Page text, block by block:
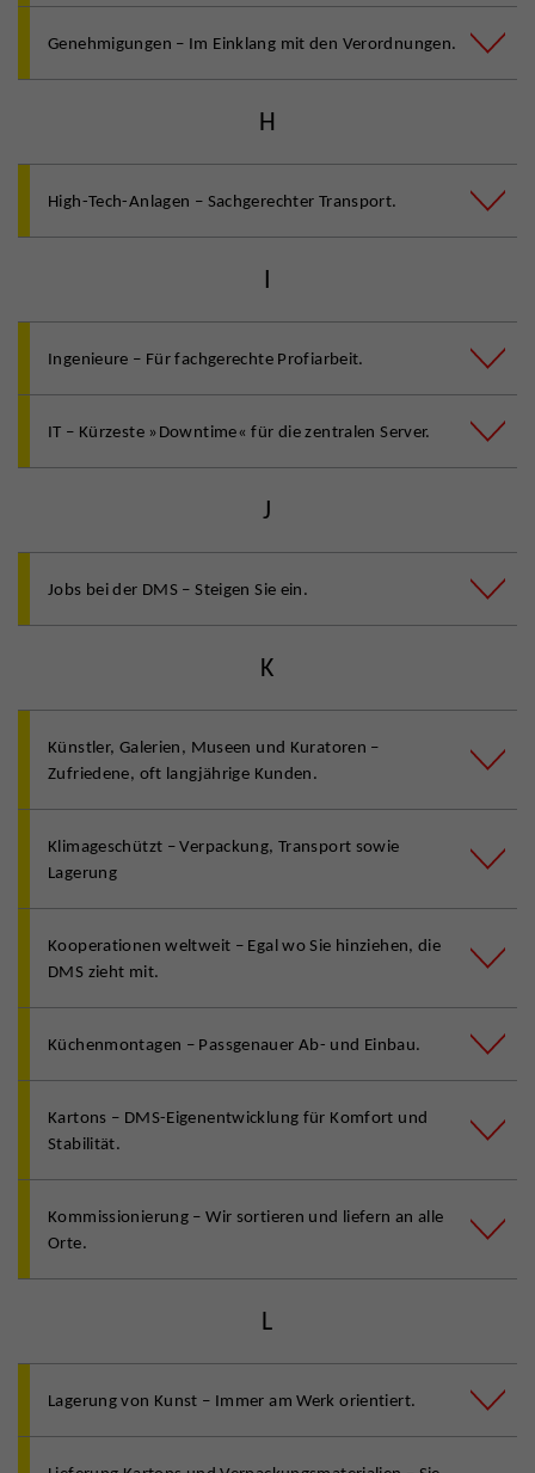
Genehmigungen – Im Einklang mit den Verordnungen.
H
High-Tech-Anlagen – Sachgerechter Transport.
I
Ingenieure – Für fachgerechte Profiarbeit.
IT – Kürzeste »Downtime« für die zentralen Server.
J
Jobs bei der DMS – Steigen Sie ein.
K
Künstler, Galerien, Museen und Kuratoren –
Zufriedene, oft langjährige Kunden.
Klimageschützt – Verpackung, Transport sowie
Lagerung
Kooperationen weltweit – Egal wo Sie hinziehen, die
DMS zieht mit.
Küchenmontagen – Passgenauer Ab- und Einbau.
Kartons – DMS-Eigenentwicklung für Komfort und
Stabilität.
Kommissionierung – Wir sortieren und liefern an alle
Orte.
L
Lagerung von Kunst – Immer am Werk orientiert.